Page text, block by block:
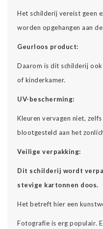
Het schilderij vereist geen
worden opgehangen aan
Geurloos product:
Daarom is dit schilderij
of kinderkamer.
UV-bescherming:
Kleuren vervagen niet,
blootgesteld aan het
Veilige verpakking:
Dit schilderij wordt
stevige kartonnen doos.
Het betreft hier een
Fotografie is erg populair.